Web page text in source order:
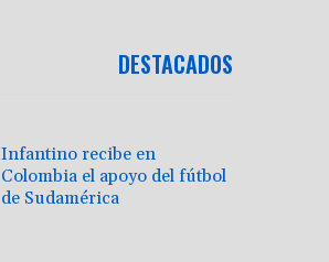
DESTACADOS
Infantino recibe en
Colombia el apoyo del fútbol
de Sudamérica